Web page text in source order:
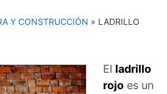
Y CONSTRUCCIÓN » LADRILLO
El ladrillo
rojo es un